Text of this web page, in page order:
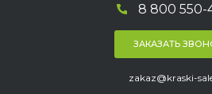
8 800 550-
ЗАКАЗАТЬ
zakaz@kraski-